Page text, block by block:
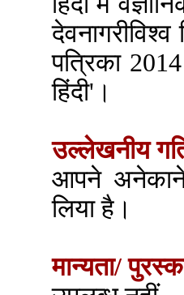
देवनागरीविश्व
पत्रिका
हिंदी'।
उल्लेखनीय
आपने
लिया है।
मान्यता/